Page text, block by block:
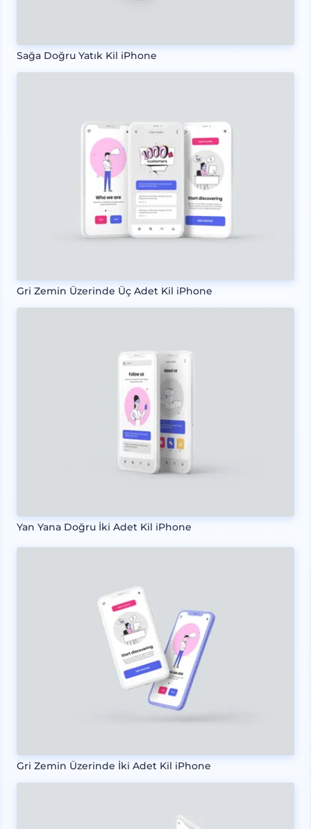
Sağa Doğru Yatık Kil iPhone
Gri Zemin Üzerinde Üç Adet Kil iPhone
Yan Yana Doğru İki Adet Kil iPhone
Gri Zemin Üzerinde İki Adet Kil iPhone